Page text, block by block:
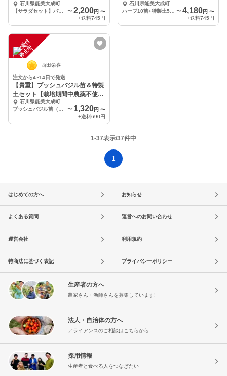
石川県能美大成町
【サラダセット】バジル苗、青紫蘇苗、パセリ苗 プランター+特製土2.5L
〜 2,200円 〜
+送料745円
用】石川県能美大成町
ハーブ10苗+特製土5リットル
〜4,180円 〜
+送料745円
注
文
受
付
停
止
中
西田栄喜
注文から4~14日で発送
【貴重】ブッシュバジル苗＆特製
土セット【栽培期間中農薬不使
用】石川県能美大成町
〜 1,320円 〜
+送料690円
1-37表示/37件中
1
はじめての方へ お知らせ
よくある質問 運営へのお問い合わせ
運営会社 利用規約
特商法に基づく表記 プライバシーポリシー
生産者の方へ
農家さん・漁師さんを募集しています!
法人・自治体の方へ
アライアンスのご相談はこちらから
採用情報
生産者と食べる人をつなぎたい